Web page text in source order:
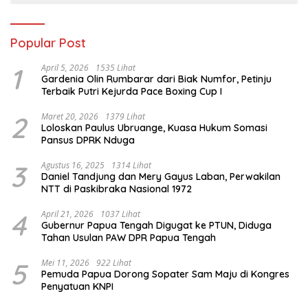
Popular Post
1 April 5, 2026 1535 Lihat
Gardenia Olin Rumbarar dari Biak Numfor, Petinju
Terbaik Putri Kejurda Pace Boxing Cup I
2 Maret 20, 2026 1379 Lihat
Loloskan Paulus Ubruange, Kuasa Hukum Somasi
Pansus DPRK Nduga
3 Agustus 16, 2025 1314 Lihat
Daniel Tandjung dan Mery Gayus Laban, Perwakilan
NTT di Paskibraka Nasional 1972
4 April 21, 2026 1037 Lihat
Gubernur Papua Tengah Digugat ke PTUN, Diduga
Tahan Usulan PAW DPR Papua Tengah
5 Mei 11, 2026 922 Lihat
Pemuda Papua Dorong Sopater Sam Maju di Kongres
Penyatuan KNPI